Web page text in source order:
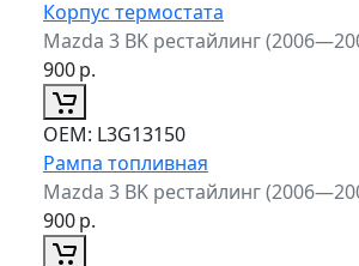
Корпус термостата
Mazda 3 BK рестайлинг
900р.
ОЕМ: L3G13150
Рампа топливная
Mazda 3 BK рестайлинг
900р.